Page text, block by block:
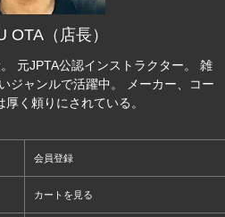
OTA（店長）
元JPTA公認インストラクター。 雑
ジャンルで活躍中。 メーカー、コー
く頼りにされている。
会員登録
カートを見る